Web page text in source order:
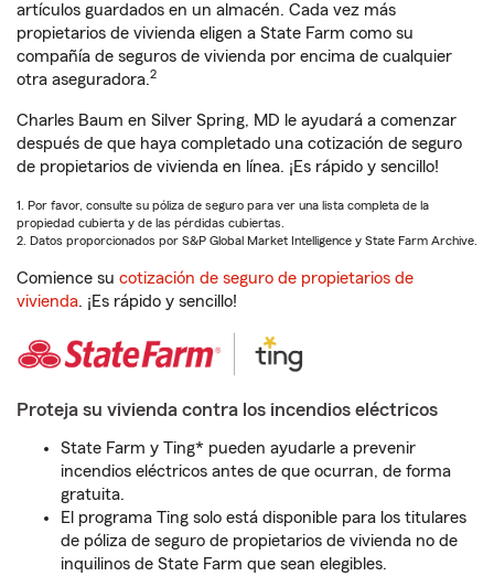
artículos guardados en un almacén. Cada vez más
propietarios de vivienda eligen a State Farm como su
compañía de seguros de vivienda por encima de cualquier
otra aseguradora.2
Charles Baum en Silver Spring, MD le ayudará a comenzar
después de que haya completado una cotización de seguro
de propietarios de vivienda en línea. ¡Es rápido y sencillo!
1. Por favor, consulte su póliza de seguro para ver una lista completa de la
propiedad cubierta y de las pérdidas cubiertas.
2. Datos proporcionados por S&P Global Market Intelligence y State Farm Archive.
Comience su cotización de seguro de propietarios de
vivienda. ¡Es rápido y sencillo!
Proteja su vivienda contra los incendios eléctricos
State Farm y Ting* pueden ayudarle a prevenir
incendios eléctricos antes de que ocurran, de forma
gratuita.
El programa Ting solo está disponible para los titulares
de póliza de seguro de propietarios de vivienda no de
inquilinos de State Farm que sean elegibles.